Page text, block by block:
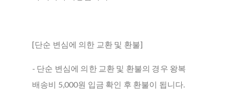
[단순 변심에 의한 교환 및 환불]
- 단순 변심에 의한 교환 및 환불의 경우 왕복
배송비 5,000원 입금 확인 후 환불이 됩니다.